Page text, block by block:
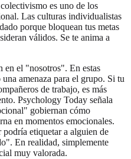
es uno de los
Las culturas individualistas
porque bloquean tus metas
válidos. Se te anima a
en el "nosotros". En estas
amenaza para el grupo. Si tu
de trabajo, es más
Psychology Today señala
gobiernan cómo
en momentos emocionales.
podría etiquetar a alguien de
En realidad, simplemente
muy valorada.